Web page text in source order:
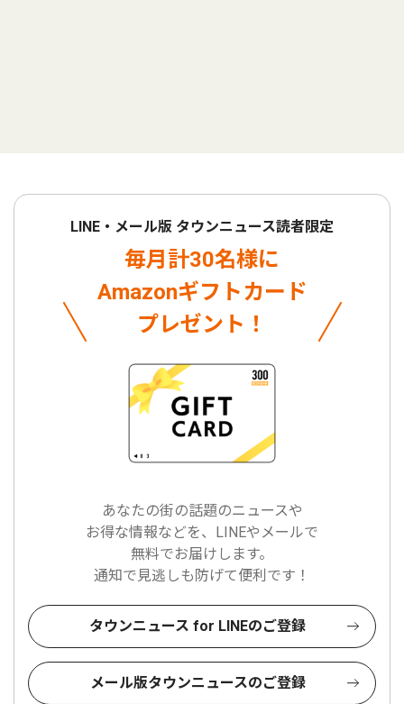
LINE・メール版 タウンニュース読者限定
毎月計30名様に
Amazonギフトカード
プレゼント！
あなたの街の話題のニュースや
お得な情報などを、LINEやメールで
無料でお届けします。
通知で見逃しも防げて便利です！
タウンニュース for LINEのご登録
メール版タウンニュースのご登録